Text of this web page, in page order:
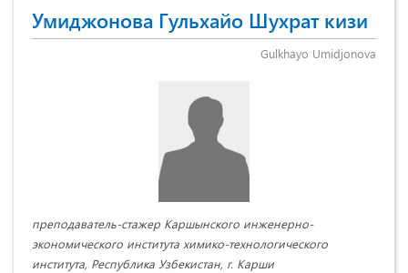
Умиджонова Гульхайо Шухрат кизи
Gulkhayo Umidjonova
преподаватель-стажер Каршынского инженерно-
экономического института химико-технологического
института, Республика Узбекистан, г. Карши